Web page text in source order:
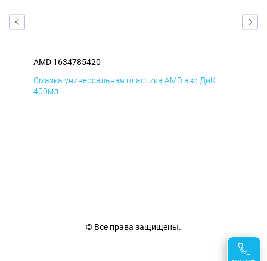
AMD 1634785420
Смазка универсальная пластика AMD аэр ДиК
400мл
© Все права защищены.